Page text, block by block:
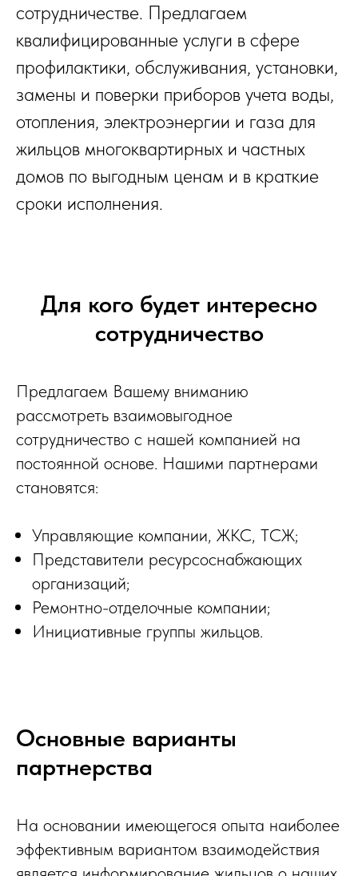
сотрудничестве. Предлагаем
квалифицированные услуги в сфере
профилактики, обслуживания, установки,
замены и поверки приборов учета воды,
отопления, электроэнергии и газа для
жильцов многоквартирных и частных
домов по выгодным ценам и в краткие
сроки исполнения.
Для кого будет интересно
сотрудничество
Предлагаем Вашему вниманию
рассмотреть взаимовыгодное
сотрудничество с нашей компанией на
постоянной основе. Нашими партнерами
становятся:
Управляющие компании, ЖКС, ТСЖ;
Представители ресурсоснабжающих
организаций;
Ремонтно-отделочные компании;
Инициативные группы жильцов.
Основные варианты
партнерства
На основании имеющегося опыта наиболее
эффективным вариантом взаимодействия